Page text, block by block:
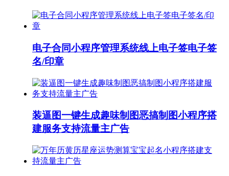
电子合同小程序管理系统线上电子签电子签
名/印章
装逼图一键生成趣味制图恶搞制图小程序搭
建服务支持流量主广告